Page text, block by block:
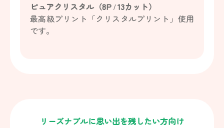
ピュアクリスタル（8P / 13カット）
最高級プリント「クリスタルプリント」使用
です。
リーズナブルに思い出を残したい方向け